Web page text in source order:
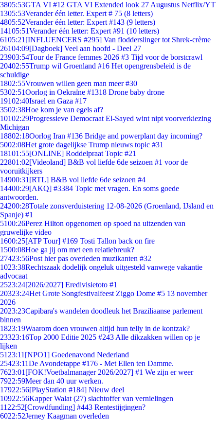
3805:53GTA VI #12 GTA VI Extended look 27 Augustus Netflix/YT
1305:53Verander één letter. Expert # 75 (8 letters)
4805:52Verander één letter: Expert #143 (9 letters)
14105:51Verander één letter: Expert #91 (10 letters)
6105:21 [INFLUENCERS #295] Van flodderslinger tot Shrek-crème
26104:09[Dagboek] Veel aan hoofd - Deel 27
23903:54Tour de France femmes 2026 #3 Tijd voor de borstcrawl
20402:55Trump wil Groenland #16 Het opengrensbeleid is de
schuldige
1802:55Vrouwen willen geen man meer #30
5302:51Oorlog in Oekraïne #1318 Drone baby drone
19102:40Israel en Gaza #17
3502:38Hoe kom je van egels af?
10102:29Progressieve Democraat El-Sayed wint nipt voorverkiezing
Michigan
18802:18Oorlog Iran #136 Bridge and powerplant day incoming?
5002:08Het grote dagelijkse Trump nieuws topic #31
18101:55[ONLINE] Roddelpraat Topic #21
22801:02[Videoland] B&B vol liefde 6de seizoen #1 voor de
vooruitkijkers
14900:31 [RTL] B&B vol liefde 6de seizoen #4
14400:29[AKQ] #3384 Topic met vragen. En soms goede
antwoorden.
24200:28Totale zonsverduistering 12-08-2026 (Groenland, IJsland en
Spanje) #1
5100:26Perez Hilton opgenomen op spoed na uitzenden van
gruwelijke video
1600:25[ATP Tour] #169 Tosti Tallon back on fire
1500:08Hoe ga jij om met een relatiebreuk?
27423:56Post hier pas overleden muzikanten #32
1023:38Rechtszaak dodelijk ongeluk uitgesteld vanwege vakantie
advocaat
2523:24[2026/2027] Eredivisietoto #1
20323:24Het Grote Songfestivalfeest Ziggo Dome #5 13 november
2026
2023:23Capibara's wandelen doodleuk het Braziliaanse parlement
binnen
1823:19Waarom doen vrouwen altijd hun telly in de kontzak?
23323:16Top 2000 Editie 2025 #243 Alle dikzakken willen op je
lijken
51 23:11 [NPO1] Goedenavond Nederland
25423:11De Avondetappe #176 - Met Ellen ten Damme.
7623:01 [FOK!Voetbalmanager 2026/2027] #1 We zijn er weer
7922:59Meer dan 40 uur werken.
17922:56[PlayStation #184] Nieuw deel
10922:56Kapper Walat (27) slachtoffer van vernielingen
11 22:52[Crowdfunding] #443 Rentestijgingen?
6022:52Jerney Kaagman overleden